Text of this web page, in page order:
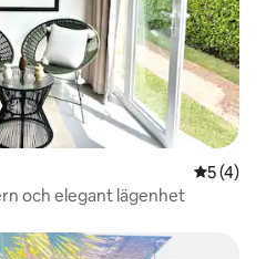
5 av 5 i
5 (4)
och elegant lägenhet